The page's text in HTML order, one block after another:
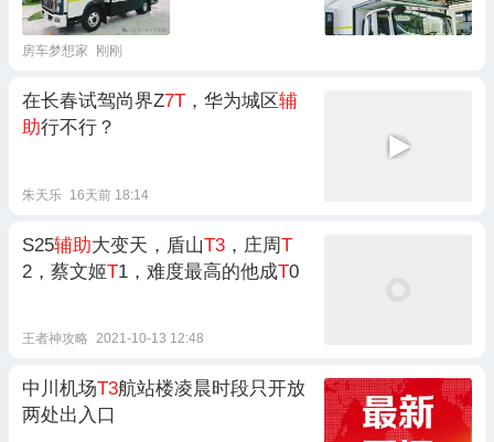
房车梦想家 刚刚
在长春试驾尚界Z7T ，华为城区辅
助行不行？
朱天乐 16天前 18:14
S25辅助大变天，盾山T3 ，庄周T
2，蔡文姬T1，难度最高的他成T0
王者神攻略 2021-10-13 12:48
中川机场T3航站楼凌晨时段只开放
两处出入口